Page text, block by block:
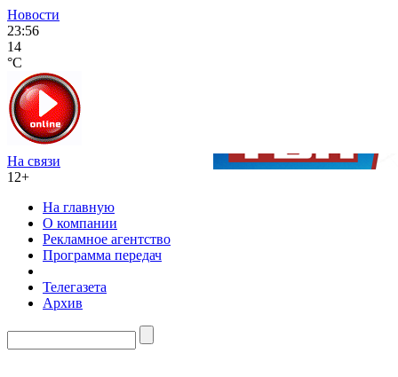
Новости
23:56
14
°C
На связи
12+
На главную
О компании
Рекламное агентство
Программа передач
Телегазета
Архив